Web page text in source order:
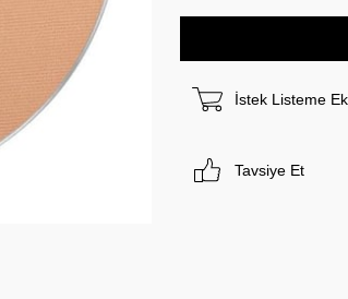
İstek Listeme
Tavsiye Et